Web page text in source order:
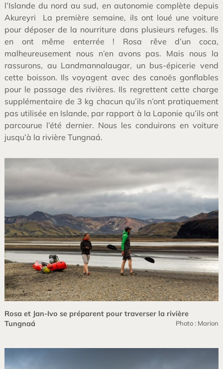
l’Islande du nord au sud, en autonomie complète depuis
Akureyri La première semaine, ils ont loué une voiture
pour déposer de la nourriture dans plusieurs refuges. Ils
en ont même enterrée ! Rosa rêve d’un coca,
malheureusement nous n’en avons pas. Mais nous la
rassurons, au Landmannalaugar, un bus-épicerie vend
cette boisson. Ils voyagent avec des canoës gonflables
pour le passage des rivières. Ils regrettent cette charge
supplémentaire de 3 kg chacun qu’ils n’ont pratiquement
pas utilisée en Islande, par rapport à la Laponie qu’ils ont
parcourue l’été dernier. Nous les conduirons en voiture
jusqu’à la rivière Tungnaá.
Rosa et Jan-Ivo se préparent pour traverser la rivière
Tungnaá
Photo : Marion